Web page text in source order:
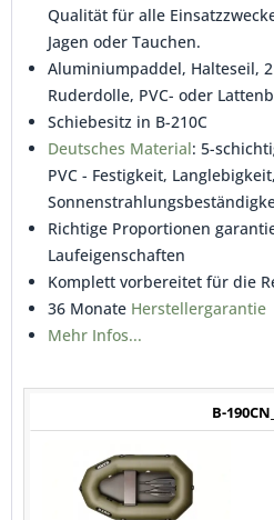
Qualität für alle
Jagen oder Tauchen.
Aluminiumpaddel, Halteseil,
Ruderdolle, PVC- oder
Schiebesitz in B-210C
Deutsches Material: 5-
PVC - Festigkeit,
Richtige Proportionen
Laufeigenschaften
Komplett vorbereitet für die
36 Monate Herstellergarantie
Mehr Infos...
FOTO
INNEN-
MASSE, M
B-